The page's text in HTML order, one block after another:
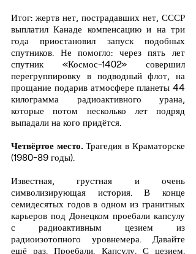
Итог: жертв нет, пострадавших нет, СССР
выплатил Канаде компенсацию и на три
года приостановил запуск подобных
спутников. Не помогло: через пять лет
спутник «Космос-1402» совершил
перегруппировку в подводный флот, на
прощание подарив атмосфере планеты 44
килограмма радиоактивного урана,
которые потом несколько лет подряд
выпадали на кого придётся.
Четвёртое место. Трагедия в Краматорске
(1980-89 годы).
Известная, грустная и очень
символизирующая история. В конце
семидесятых годов в одном из гранитных
карьеров под Донецком проебали капсулу
с радиоактивным цезием из
радиоизотопного уровнемера. Давайте
ещё раз. Проебали. Капсулу. С цезием.